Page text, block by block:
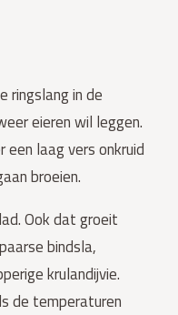
ringslang in de
eieren wil leggen.
een laag vers onkruid
broeien.
Ook dat groeit
bindsla,
krulandijvie.
de temperaturen